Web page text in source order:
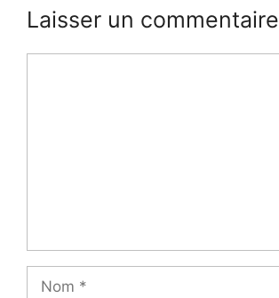
Laisser un commentaire
Nom